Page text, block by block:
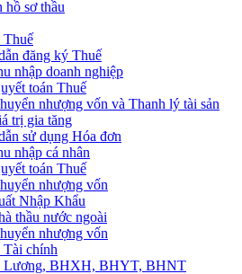
hồ sơ thầu
Thuế
đăng ký Thuế
nhập doanh nghiệp
toán Thuế
nhượng vốn và Thanh lý tài sản
trị gia tăng
sử dụng Hóa đơn
nhập cá nhân
toán Thuế
nhượng vốn
Nhập Khẩu
thầu nước ngoài
nhượng vốn
chính
Lương, BHXH, BHYT, BHNT